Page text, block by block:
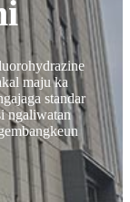
maju ka
standar
ngaliwatan